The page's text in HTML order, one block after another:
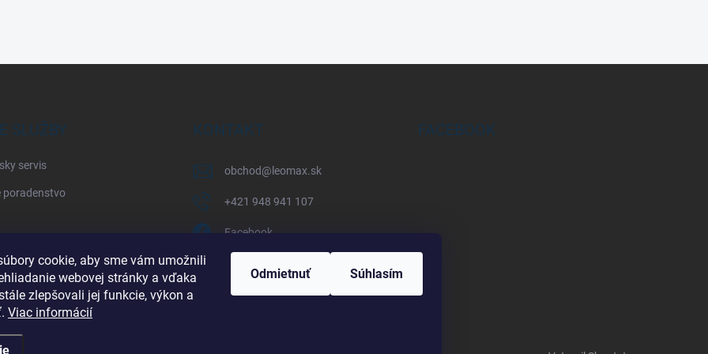
cookie, aby sme vám umožnili
webovej stránky a vďaka
zlepšovali jej funkcie, výkon a
Viac informácií
Odmietnuť Súhlasím
SLUŽBY
servis
poradenstvo
KONTAKT
obchod@ leomax.sk
+421 948 941 107
Facebook
+421 948 941 107
FACEBOOK